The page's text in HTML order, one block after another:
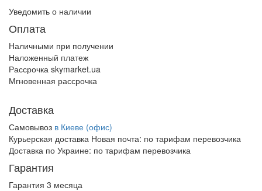
Уведомить о наличии
Оплата
Наличными при получении
Наложенный платеж
Рассрочка skymarket.ua
Мгновенная рассрочка
Доставка
Самовывоз в Киеве (офис)
Курьерская доставка Новая почта: по тарифам перевозчика
Доставка по Украине: по тарифам перевозчика
Гарантия
Гарантия 3 месяца